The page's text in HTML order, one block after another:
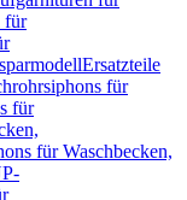
für
Ersatzteile
für
für
für Waschbecken,